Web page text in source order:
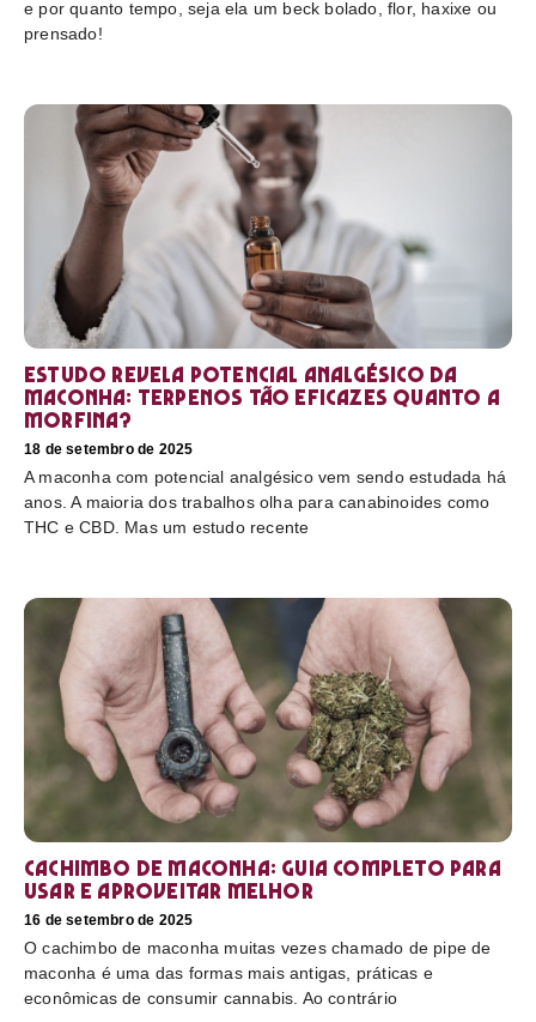
e por quanto tempo, seja ela um beck bolado, flor, haxixe ou
prensado!
Estudo revela potencial analgésico da
maconha: terpenos tão eficazes quanto a
morfina?
18 de setembro de 2025
A maconha com potencial analgésico vem sendo estudada há
anos. A maioria dos trabalhos olha para canabinoides como
THC e CBD. Mas um estudo recente
Cachimbo de maconha: guia completo para
usar e aproveitar melhor
16 de setembro de 2025
O cachimbo de maconha muitas vezes chamado de pipe de
maconha é uma das formas mais antigas, práticas e
econômicas de consumir cannabis. Ao contrário